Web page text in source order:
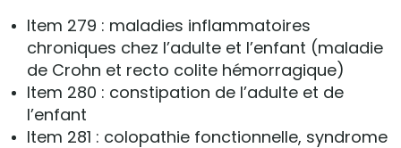
Item 279 : maladies inflammatoires
chroniques chez l’adulte et l’enfant (maladie
de Crohn et recto colite hémorragique)
Item 280 : constipation de l’adulte et de
l’enfant
Item 281 : colopathie fonctionnelle, syndrome